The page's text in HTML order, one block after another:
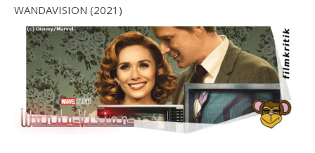
WANDAVISION (2021)